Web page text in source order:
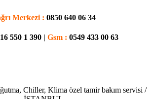
Merkezi : 0850 640 06 34
550 1 390 | Gsm : 0549 433 00 63
Chiller, Klima özel tamir bakım servisi /